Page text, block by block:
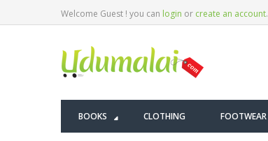
Welcome Guest ! you can login or create an account.
BOOKS CLOTHING FOOTWEAR